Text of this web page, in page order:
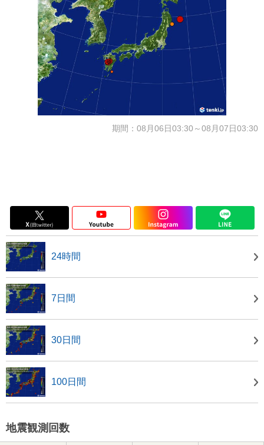
期間：08月06日03:30～08月07日03:30
24時間
7日間
30日間
100日間
地震観測回数